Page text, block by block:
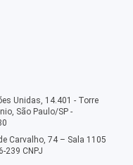
Unidas, 14.401 - Torre
São Paulo/SP -
Carvalho, 74 – Sala 1105
239 CNPJ